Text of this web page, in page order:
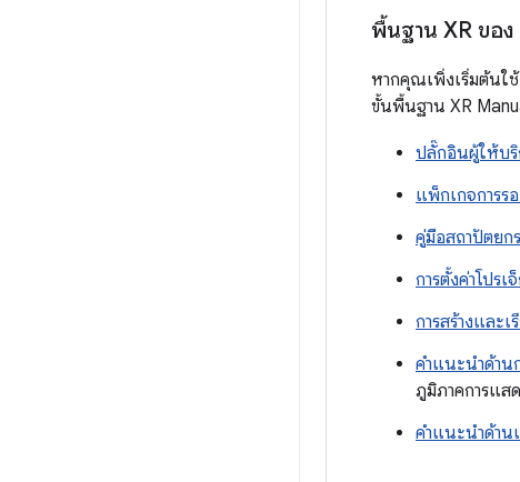
พื้นฐาน XR ขอ
หากคุณเพิ่งเริ่มต้นใ
ขั้นพื้นฐาน XR
ปลั๊กอินผู้ให้บริ
แพ็กเกจการร
คู่มือสถาปัตยก
การตั้งค่าโปรเ
การสร้างและ
คำแนะนำด้าน
ภูมิภาคการแส
คำแนะนำด้าน